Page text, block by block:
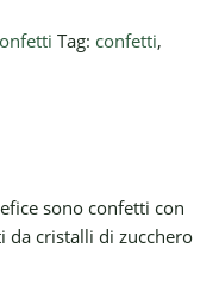
Tag: confetti,
sono confetti con
da cristalli di zucchero